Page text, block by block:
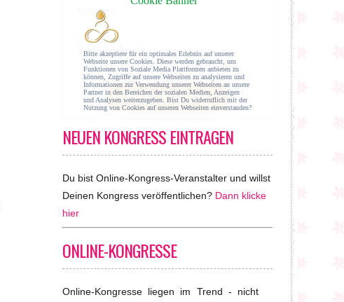
NEUEN KONGRESS EINTRAGEN
Du bist Online-Kongress-Veranstalter und willst
Deinen Kongress veröffentlichen? Dann klicke
hier
ONLINE-KONGRESSE
Online-Kongresse liegen im Trend - nicht